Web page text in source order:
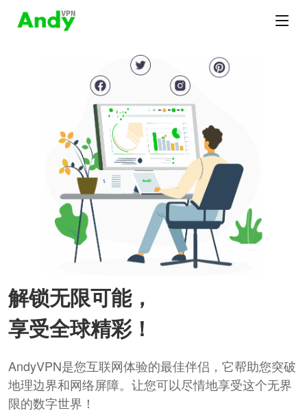
解锁无限可能，
享受全球精彩！
AndyVPN是您互联网体验的最佳伴侣，它帮助您突破
地理边界和网络屏障。让您可以尽情地享受这个无界
限的数字世界！